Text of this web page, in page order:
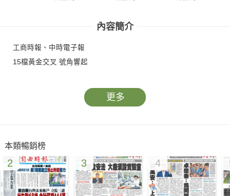
內容簡介
工商時報、中時電子報
15檔黃金交叉 號角響起
更多
本類暢銷榜
2 3 4